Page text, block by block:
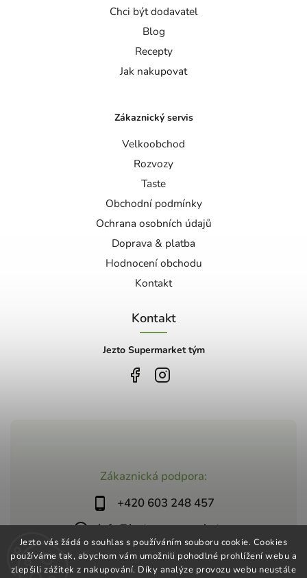
Jezto vás žádá o souhlas s používáním souboru cookie. Cookies
používáme tak, abychom vám umožnili pohodlné prohlížení webu a
zlepšili zážitek z nakupování. Díky analýze provozu webu neustále
Zákaznická podpora:
+420 603 248 457
info@jeztosupermarket.cz
Chci být dodavatel
Blog
Recepty
Jak nakupovat
Zákaznický servis
Velkoobchod
Rozvozy
Taste
Obchodní podmínky
Ochrana osobních údajů
Doprava & platba
Hodnocení obchodu
Kontakt
Kontakt
Jezto Supermarket tým